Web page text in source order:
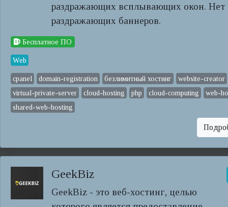
раздражающих всплывающих окон. Нет
раздражающих баннеров.
Бесплатное ПО
Web
cpanel domain-registration безлимитный хостинг
website-creator
virtual-private-server
cloud-hosting php cloud-computing
web-
shared-web-hosting
GeekBiz
GeekBiz - это веб-хостинг, целью